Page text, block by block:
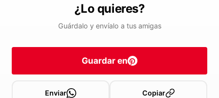
¿Lo quieres?
Guárdalo y envíalo a tus amigas
Guardar en
Enviar Copiar